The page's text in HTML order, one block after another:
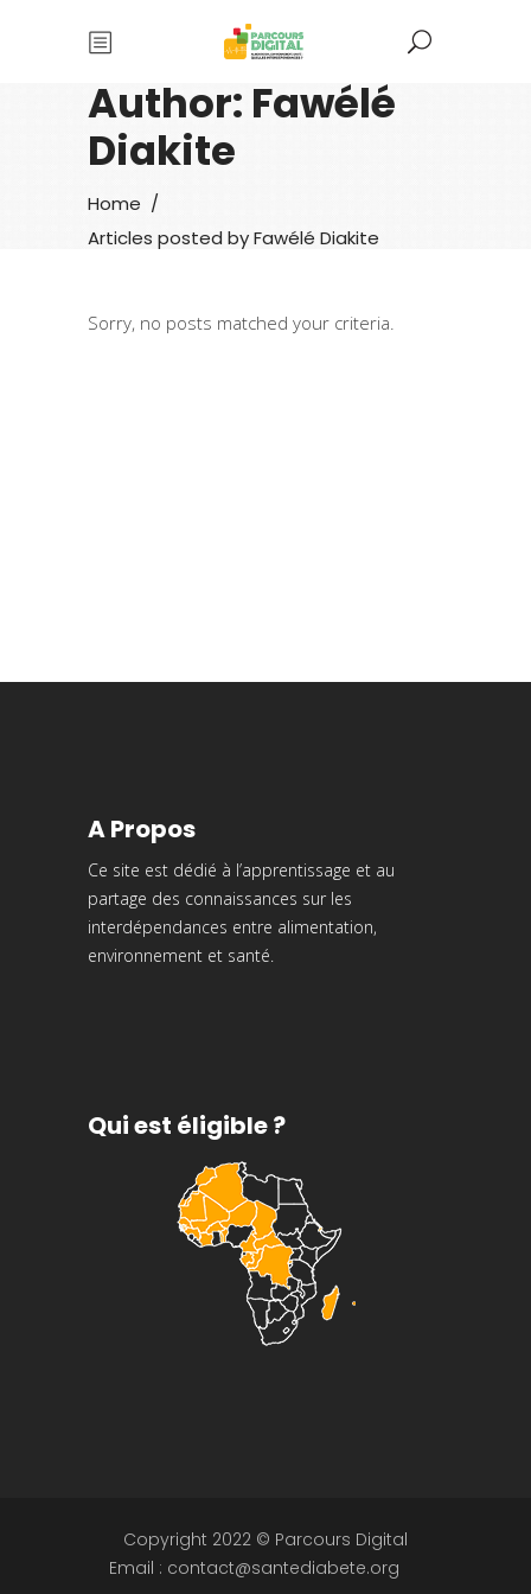
Author: Fawélé
Diakite
Home /
Articles posted by Fawélé Diakite
Sorry, no posts matched your criteria.
A Propos
Ce site est dédié à l’apprentissage et au
partage des connaissances sur les
interdépendances entre alimentation,
environnement et santé.
Qui est éligible ?
Copyright 2022 © Parcours Digital
Email : contact@santediabete.org